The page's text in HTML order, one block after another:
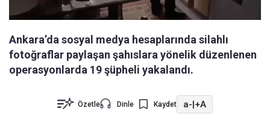
Ankara’da sosyal medya hesaplarında silahlı
fotoğraflar paylaşan şahıslara yönelik düzenlenen
operasyonlarda 19 şüpheli yakalandı.
Özetle Dinle Kaydet a-|+A